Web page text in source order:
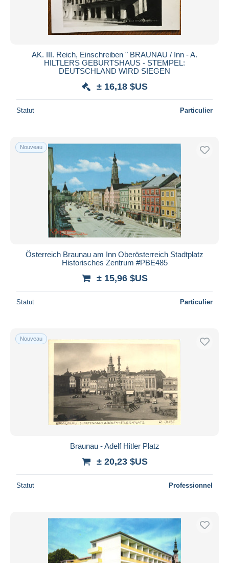
AK. III. Reich, Einschreiben " BRAUNAU / Inn - A.
HILTLERS GEBURTSHAUS - STEMPEL:
DEUTSCHLAND WIRD SIEGEN
± 16,18 $US
Statut Particulier
Nouveau
Österreich Braunau am Inn Oberösterreich Stadtplatz
Historisches Zentrum #PBE485
± 15,96 $US
Statut Particulier
Nouveau
Braunau - Adelf Hitler Platz
± 20,23 $US
Statut Professionnel